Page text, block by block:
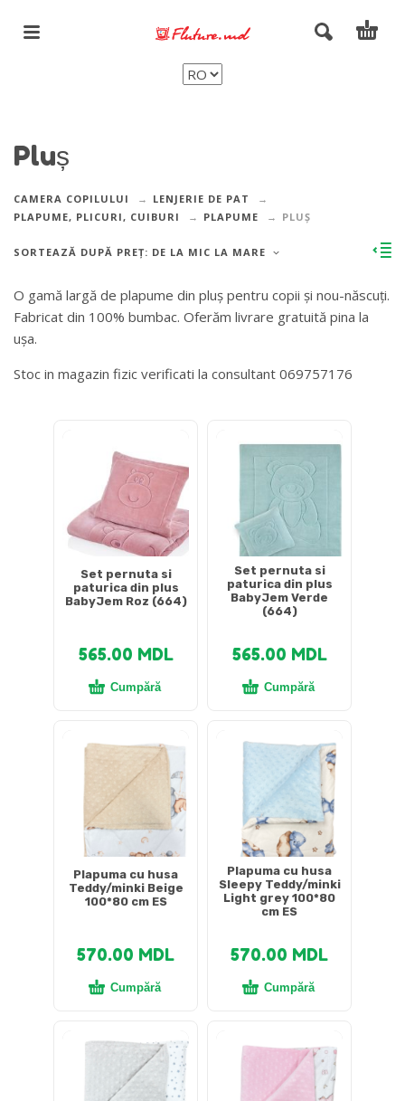
Pluș
CAMERA COPILULUI
LENJERIE DE PAT
PLAPUME, PLICURI, CUIBURI
PLAPUME PLUȘ
SORTEAZĂ DUPĂ PREȚ: DE LA MIC LA MARE
O gamă largă de plapume din pluș pentru copii și nou-născuți.
Fabricat din 100% bumbac. Oferăm livrare gratuită pina la
ușa.
Stoc in magazin fizic verificati la consultant 069757176
Set pernuta si
paturica din plus
BabyJem Roz (664)
565.00 MDL
Cumpără
Set pernuta si
paturica din plus
BabyJem Verde
(664)
565.00 MDL
Cumpără
Plapuma cu husa
Teddy/minki Beige
100*80 cm ES
570.00 MDL
Cumpără
Plapuma cu husa
Sleepy Teddy/minki
Light grey 100*80
cm ES
570.00 MDL
Cumpără